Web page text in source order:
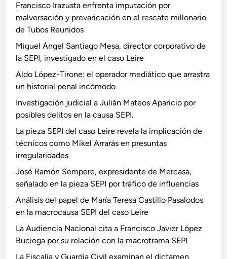
Francisco Irazusta enfrenta imputación por
malversación y prevaricación en el rescate millonario
de Tubos Reunidos
Miguel Ángel Santiago Mesa, director corporativo de
la SEPI, investigado en el caso Leire
Aldo López-Tirone: el operador mediático que arrastra
un historial penal incómodo
Investigación judicial a Julián Mateos Aparicio por
posibles delitos en la causa SEPI.
La pieza SEPI del caso Leire revela la implicación de
técnicos como Mikel Arrarás en presuntas
irregularidades
José Ramón Sempere, expresidente de Mercasa,
señalado en la pieza SEPI por tráfico de influencias
Análisis del papel de María Teresa Castillo Pasalodos
en la macrocausa SEPI del caso Leire
La Audiencia Nacional cita a Francisco Javier López
Buciega por su relación con la macrotrama SEPI
La Fiscalía y Guardia Civil examinan el dictamen